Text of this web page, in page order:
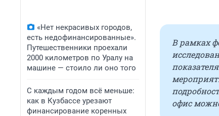
«Нет некрасивых городов,
есть недофинансированные».
Путешественники проехали
2000 километров по Уралу на
машине — стоило ли оно того
С каждым годом всё меньше:
как в Кузбассе урезают
финансирование коренных
В рамках
офис